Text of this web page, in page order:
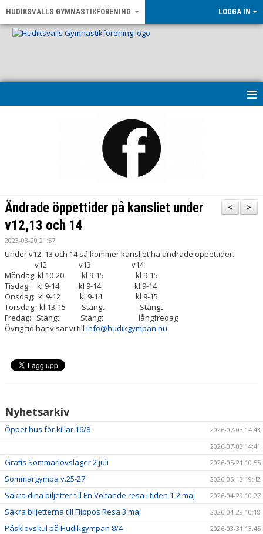
HUDIKSVALLS GYMNASTIKFÖRENING LOGGA IN
NYHETER
HYRA/BOKNING
KLÄDBESTÄLLNING
LEDARE
VÅR HISTORIA
>
<
Ändrade öppettider på kansliet under
v12,13 och 14
2023-03-20 21:57
Under v12, 13 och 14 så kommer kansliet ha ändrade öppettider.
v12 v13 v14
Måndag: kl 10-20 kl 9-15 kl 9-15
Tisdag: kl 9-14 kl 9-14 kl 9-14
Onsdag: kl 9-12 kl 9-14 kl 9-15
Torsdag: kl 13-15 Stängt Stängt
Fredag: Stängt Stängt långfredag
Övrig tid hänvisar vi till info@hudikgympan.nu
Nyhetsarkiv
Öppet hus för killar 16/8
2026-07-03 14:43
2026-07-03 14:41
Gratis Sommarlovsläger 2 juli 2026-05-21 10:55
Sommargympa v.25-27 2026-05-13 19:42
Säkra dina biljetter till En Voltande resa i tiden 1-2 maj 2026-04-29 10:27
Säkra biljetterna till Flippos Resa 3 maj 2026-04-29 10:18
Påsklovskul på Hudikgympan 8/4 2026-03-31 13:45